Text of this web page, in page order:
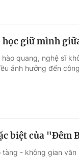
học giữ mình
hào quang, nghệ sĩ
ảnh hưởng đến
biệt của "Đêm
tàng - không gian